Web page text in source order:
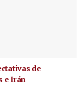
de
e Irán